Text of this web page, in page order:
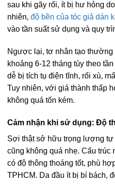
sau khi gãy rối, ít bị hư hỏng
nhiên, độ bền của tóc giả dán
vào tần suất sử dụng và quy
Ngược lại, tơ nhân tạo thường
khoảng 6-12 tháng tùy theo
dễ bị tích tụ điện tĩnh, rối xù,
Tuy nhiên, với giá thành thấp
không quá tốn kém.
Cảm nhận khi sử dụng: Độ
Sợi thật sở hữu trọng lượng tự
cũng không quá nhẹ. Cấu trúc
có độ thông thoáng tốt, phù
TPHCM. Da đầu ít bị bí bách,